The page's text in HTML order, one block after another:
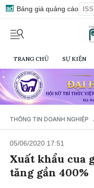
Bảng giá quảng cáo
TRANG CHỦ SỰ KIỆN
THÔNG TIN DOANH NGHIỆP
05/06/2020 17:51
Xuất khẩu cua
tăng gần 400%